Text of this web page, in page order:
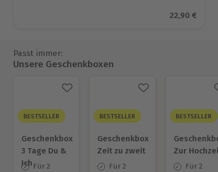
Aktueller
22,90 €
Passt immer:
Unsere Geschenkboxen
BESTSELLER
Geschenkbox
3 Tage Du &
Ich Für 2
BESTSELLER
Geschenkbox
Zeit zu zweit
Für 2
BESTSELLER
Zur
Für 2